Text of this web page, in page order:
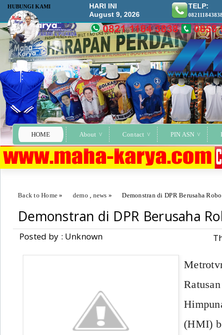
HOME About Contact PIN ASN
HUBUNGI KAMI
HARI INI
August 9, 2026
TELP:
Back to Home » demo , news » Demonstran di DPR Berusaha
Demonstran di DPR Berusaha
Posted by : Unknown
(HMI)